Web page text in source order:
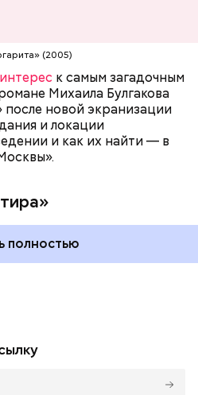
(2005)
к самым загадочным
Михаила Булгакова
новой экранизации
и локации
и как их найти — в
квартиры», где жил
полностью